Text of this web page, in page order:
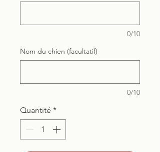
0/10
Nom du chien (facultatif)
0/10
Quantité *